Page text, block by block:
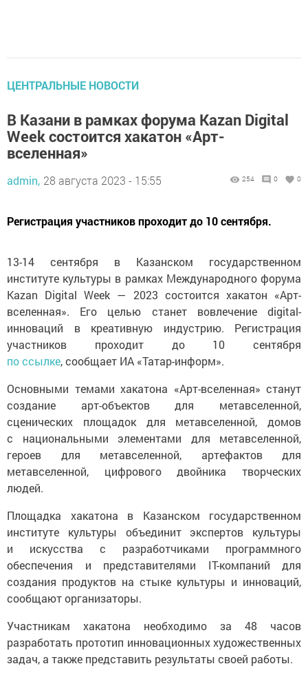
ЦЕНТРАЛЬНЫЕ НОВОСТИ
В Казани в рамках форума Kazan Digital
Week состоится хакатон «Арт-
вселенная»
admin, 28 августа 2023 - 15:55 254 0 0
Регистрация участников проходит до 10 сентября.
13-14 сентября в Казанском государственном
институте культуры в рамках Международного форума
Kazan Digital Week — 2023 состоится хакатон «Арт-
вселенная». Его целью станет вовлечение digital-
инноваций в креативную индустрию. Регистрация
участников проходит до 10 сентября
по ссылке, сообщает ИА «Татар-информ».
Основными темами хакатона «Арт-вселенная» станут
создание арт-объектов для метавселенной,
сценических площадок для метавселенной, домов
с национальными элементами для метавселенной,
героев для метавселенной, артефактов для
метавселенной, цифрового двойника творческих
людей.
Площадка хакатона в Казанском государственном
институте культуры объединит экспертов культуры
и искусства с разработчиками программного
обеспечения и представителями IT-компаний для
создания продуктов на стыке культуры и инноваций,
сообщают организаторы.
Участникам хакатона необходимо за 48 часов
разработать прототип инновационных художественных
задач, а также представить результаты своей работы.